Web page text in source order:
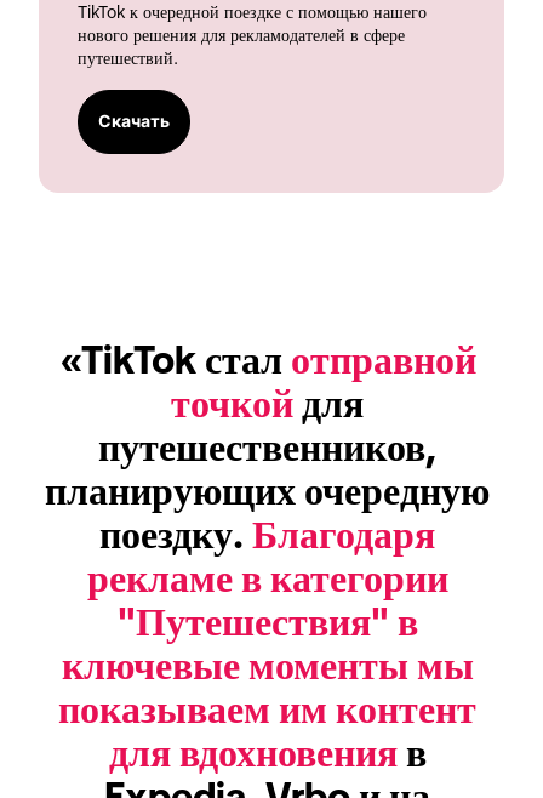
TikTok к очередной поездке с помощью нашего
нового решения для рекламодателей в сфере
путешествий.
Скачать
«TikTok стал отправной
точкой для
путешественников,
планирующих очередную
поездку. Благодаря
рекламе в категории
"Путешествия" в
ключевые моменты мы
показываем им контент
для вдохновения в